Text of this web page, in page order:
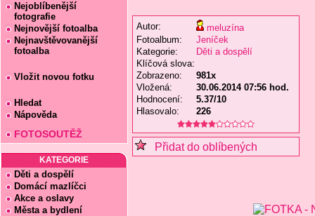
Nejoblíbenější
fotografie
Nejnovější fotoalba
Nejnavštěvovanější
fotoalba
Vložit novou fotku
Hledat
Nápověda
FOTOSOUTĚŽ
KATEGORIE
Děti a dospělí
Domácí mazlíčci
Akce a oslavy
Města a bydlení
Autor:
meluzína
Fotoalbum:
Jeníček
Kategorie:
Děti a dospělí
Klíčová slova:
Zobrazeno:
981x
Vložená:
30.06.2014 07:56 hod.
Hodnocení:
5.37/10
Hlasovalo:
226
Přidat do oblíbených